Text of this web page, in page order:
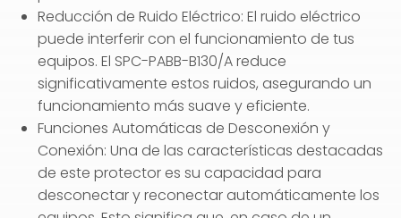
Reducción de Ruido Eléctrico: El ruido eléctrico
puede interferir con el funcionamiento de tus
equipos. El SPC-PABB-B130/A reduce
significativamente estos ruidos, asegurando un
funcionamiento más suave y eficiente.
Funciones Automáticas de Desconexión y
Conexión: Una de las características destacadas
de este protector es su capacidad para
desconectar y reconectar automáticamente los